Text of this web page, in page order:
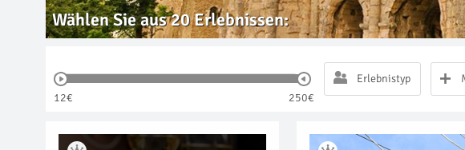
Wählen Sie aus20Erlebnissen:
12€ 250€
Erlebnistyp